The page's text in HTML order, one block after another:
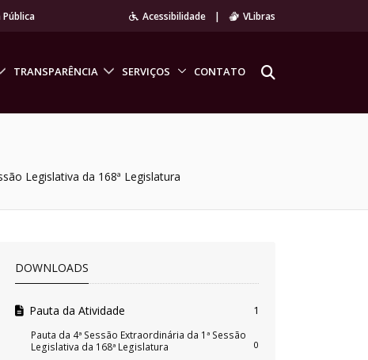
Acessibilidade | VLibras
TRANSPARÊNCIA SERVIÇOS CONTATO
Legislativa da 168ª Legislatura
DOWNLOADS
Pauta da Atividade 1
Pauta da 4ª Sessão Extraordinária da 1ª Sessão
Legislativa da 168ª Legislatura
0